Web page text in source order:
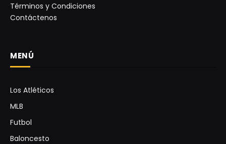
Términos y Condiciones
Contáctenos
MENÚ
Los Atléticos
MLB
Futbol
Baloncesto